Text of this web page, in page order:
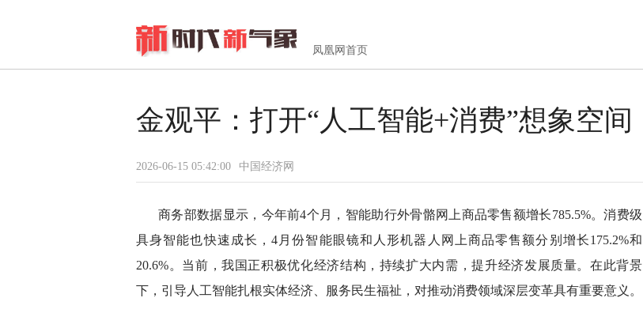
凤凰网首页
金观平：打开“人工智能+消费”想象空间
2026-06-15 05:42:00 中国经济网
商务部数据显示，今年前4个月，智能助行外骨骼网上商品零售额增长785.5%。消费级
具身智能也快速成长，4月份智能眼镜和人形机器人网上商品零售额分别增长175.2%和
20.6%。当前，我国正积极优化经济结构，持续扩大内需，提升经济发展质量。在此背景
下，引导人工智能扎根实体经济、服务民生福祉，对推动消费领域深层变革具有重要意义。